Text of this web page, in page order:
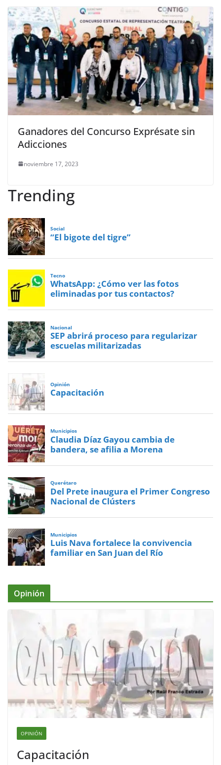
Ganadores del Concurso Exprésate sin
Adicciones
noviembre 17, 2023
Trending
Social
“El bigote del tigre”
Tecno
WhatsApp: ¿Cómo ver las fotos
eliminadas por tus contactos?
Nacional
SEP abrirá proceso para regularizar
escuelas militarizadas
Opinión
Capacitación
Municipios
Claudia Díaz Gayou cambia de
bandera, se afilia a Morena
Querétaro
Del Prete inaugura el Primer Congreso
Nacional de Clústers
Municipios
Luis Nava fortalece la convivencia
familiar en San Juan del Río
Opinión
OPINIÓN
Capacitación